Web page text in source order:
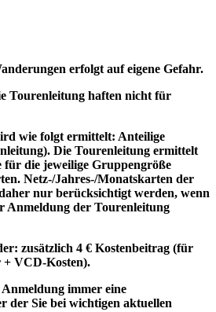
erfolgt auf eigene Gefahr.
Tourenleitung haften nicht für
wie folgt ermittelt: Anteilige
Die Tourenleitung ermittelt
für die jeweilige Gruppengröße
Netz-/Jahres-/Monatskarten der
nur berücksichtigt werden, wenn
Anmeldung der Tourenleitung
zusätzlich 4 € Kostenbeitrag (für
+ VCD-Kosten).
immer eine
der Sie bei wichtigen aktuellen